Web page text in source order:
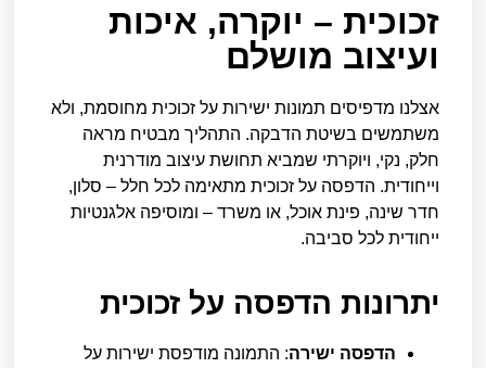
זכוכית – יוקרה, איכות
ועיצוב מושלם
אצלנו מדפיסים תמונות ישירות על זכוכית מחוסמת, ולא
משתמשים בשיטת הדבקה. התהליך מבטיח מראה
חלק, נקי, ויוקרתי שמביא תחושת עיצוב מודרנית
וייחודית. הדפסה על זכוכית מתאימה לכל חלל – סלון,
חדר שינה, פינת אוכל, או משרד – ומוסיפה אלגנטיות
ייחודית לכל סביבה.
יתרונות הדפסה על זכוכית
הדפסה ישירה: התמונה מודפסת ישירות על